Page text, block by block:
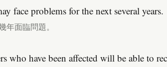
face problems for the next several years.
年面臨問題。
who have been affected will be able to